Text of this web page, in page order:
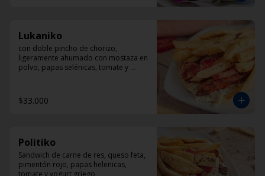
Lukaniko
con doble pincho de chorizo,
ligeramente ahumado con mostaza en
polvo, papas selénicas, tomate y
$33.000
Politiko
Sandwich de carne de res, queso feta,
pimentón rojo, papas helenicas,
tomate y yogurt griego